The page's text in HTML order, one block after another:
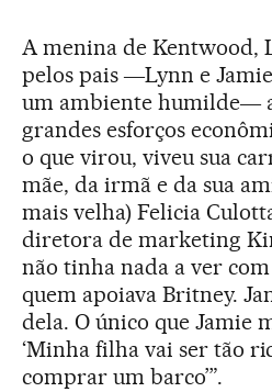
A menina de Kentwood,
pelos pais ―Lynn e
um ambiente humilde―
grandes esforços
o que virou, viveu sua
mãe, da irmã e da sua
mais velha) Felicia
diretora de marketing
não tinha nada a ver
quem apoiava Britney.
dela. O único que Jamie
‘Minha filha vai ser tão
comprar um barco’”.